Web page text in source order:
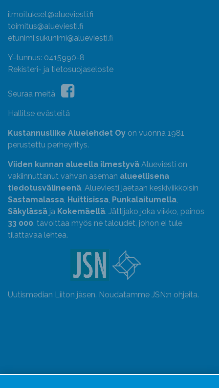
ilmoitukset@alueviesti.fi
toimitus@alueviesti.fi
etunimi.sukunimi@alueviesti.fi
Y-tunnus: 0415990-8
Rekisteri- ja tietosuojaseloste
Seuraa meitä
Hallitse evästeitä
Kustannusliike Aluelehdet Oy on vuonna 1981
perustettu perheyritys.
Viiden kunnan alueella ilmestyvä Alueviesti on
vakiinnuttanut vahvan aseman alueellisena
tiedotusvälineenä. Alueviesti jaetaan keskiviikkoisin
Sastamalassa, Huittisissa, Punkalaitumella,
Säkylässä ja Kokemäellä. Jättijako joka viikko, painos
33 000, tavoittaa myös ne taloudet, johon ei tule
tilattavaa lehteä.
Uutismedian Liiton jäsen. Noudatamme JSN:n ohjeita.